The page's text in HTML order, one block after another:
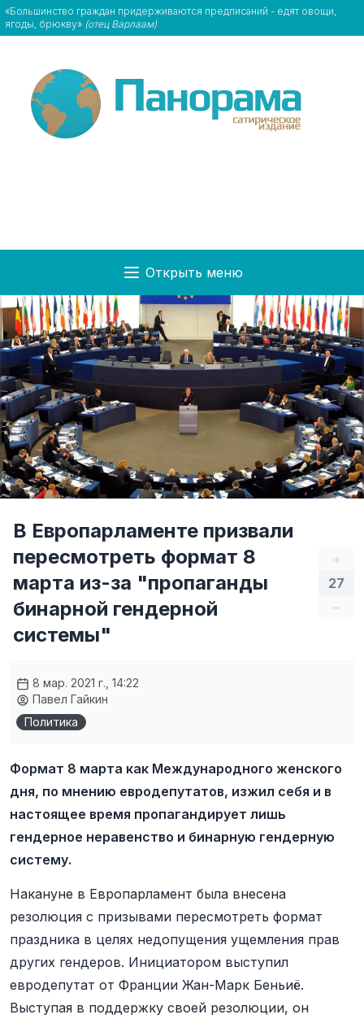
«Большинство граждан придерживаются предписаний - едят овощи,
ягоды, брюкву» (отец Варлаам)
Открыть меню
+
27
–
В Европарламенте призвали
пересмотреть формат 8
марта из-за "пропаганды
бинарной гендерной
системы"
8 мар. 2021 г., 14:22
Павел Гайкин
Политика
Формат 8 марта как Международного женского
дня, по мнению евродепутатов, изжил себя и в
настоящее время пропагандирует лишь
гендерное неравенство и бинарную гендерную
систему.
Накануне в Европарламент была внесена
резолюция с призывами пересмотреть формат
праздника в целях недопущения ущемления прав
других гендеров. Инициатором выступил
евродепутат от Франции Жан-Марк Беньиё.
Выступая в поддержку своей резолюции, он